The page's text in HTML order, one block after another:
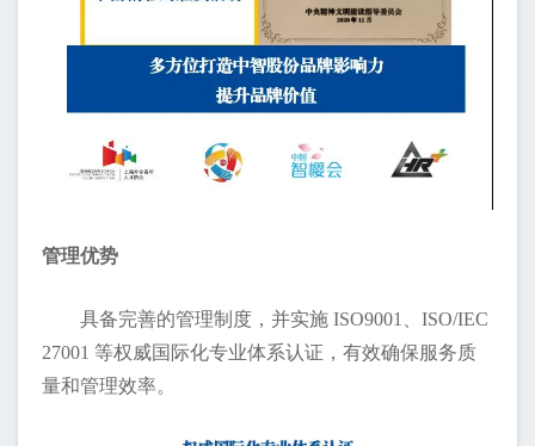
管理优势
具备完善的管理制度，并实施 ISO9001、ISO/IEC
27001 等权威国际化专业体系认证，有效确保服务质
量和管理效率。